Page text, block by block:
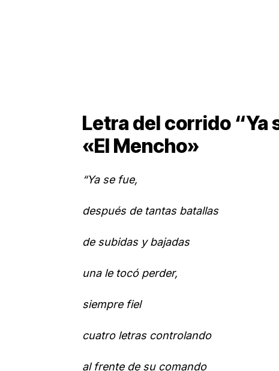
Letra del corrido “Ya
«El Mencho»
“Ya se fue,
después de tantas batallas
de subidas y bajadas
una le tocó perder,
siempre fiel
cuatro letras controlando
al frente de su comando